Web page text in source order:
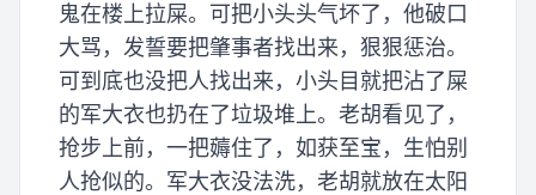
鬼在楼上拉屎。可把小头头气坏了，他破口
大骂，发誓要把肇事者找出来，狠狠惩治。
可到底也没把人找出来，小头目就把沾了屎
的军大衣也扔在了垃圾堆上。老胡看见了，
抢步上前，一把薅住了，如获至宝，生怕别
人抢似的。军大衣没法洗，老胡就放在太阳